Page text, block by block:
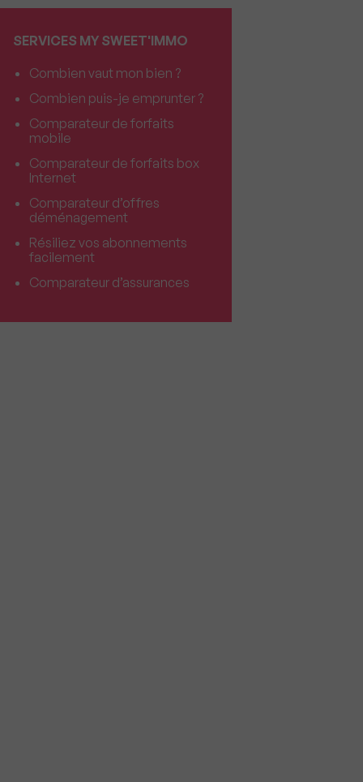
SERVICES MY SWEET'IMMO
Combien vaut mon bien ?
Combien puis-je emprunter ?
Comparateur de forfaits
mobile
Comparateur de forfaits box
Internet
Comparateur d’offres
déménagement
Résiliez vos abonnements
facilement
Comparateur d’assurances